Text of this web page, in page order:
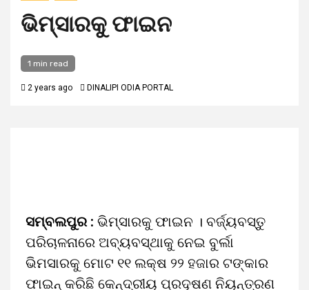
ଭିମ୍‌ସାରକୁ ଫାଇନ
1 min read
2 years ago DINALIPI ODIA PORTAL
ସମ୍ବଲପୁର : ଭିମ୍‌ସାରକୁ ଫାଇନ । ବର୍ଜ୍ୟବସ୍ତୁ
ପରିଚାଳନାରେ ଅବ୍ୟବସ୍ଥାକୁ ନେଇ ବୁର୍ଲା
ଭିମସାରକୁ ମୋଟ ୧୧ ଲକ୍ଷ ୨୨ ହଜାର ଟଙ୍କାର
ଫାଇନ୍‌ କରିଛି କେନ୍ଦ୍ରୀୟ ପ୍ରଦୂଷଣ ନିୟନ୍ତ୍ରଣ